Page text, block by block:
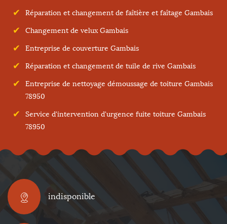
Réparation et changement de faîtière et faîtage Gambais
Changement de velux Gambais
Entreprise de couverture Gambais
Réparation et changement de tuile de rive Gambais
Entreprise de nettoyage démoussage de toiture Gambais
78950
Service d'intervention d'urgence fuite toiture Gambais
78950
indisponible